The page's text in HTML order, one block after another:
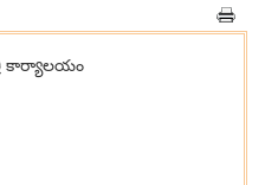
కార్యాలయం